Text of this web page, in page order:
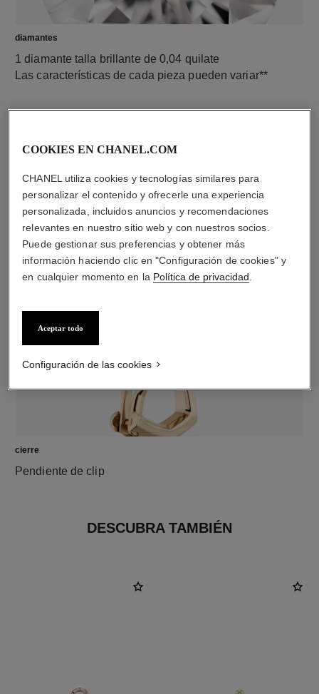
diamantes
1 diamante talla brillante de 0,04 quilate
Las características de cada pieza pueden variar**
ORO BEIGE de 18 quilates
cierre
Pendiente de clip
DESCUBRA TAMBIÉN
COOKIES EN CHANEL.COM
CHANEL utiliza cookies y tecnologías similares para
personalizar el contenido y ofrecerle una experiencia
personalizada, incluidos anuncios y recomendaciones
relevantes en nuestro sitio web y con nuestros socios.
Puede gestionar sus preferencias y obtener más
información haciendo clic en "Configuración de cookies" y
en cualquier momento en la Política de privacidad
Aceptar todo
Configuración de las cookies